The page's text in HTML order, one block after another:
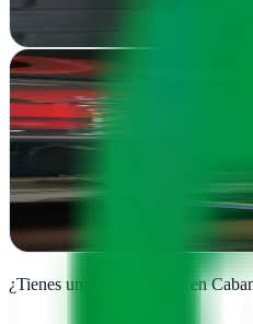
Ver ficha
ON MEDIA ESTUDIOS
Cabanillas del Campo,
ON MEDIA ESTUDIOS crea
Ver ficha
¿Tienes una agencia SEO en